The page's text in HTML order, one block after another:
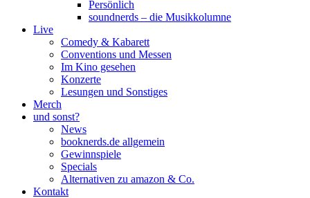
Persönlich
soundnerds – die Musikkolumne
Live
Comedy & Kabarett
Conventions und Messen
Im Kino gesehen
Konzerte
Lesungen und Sonstiges
Merch
und sonst?
News
booknerds.de allgemein
Gewinnspiele
Specials
Alternativen zu amazon & Co.
Kontakt